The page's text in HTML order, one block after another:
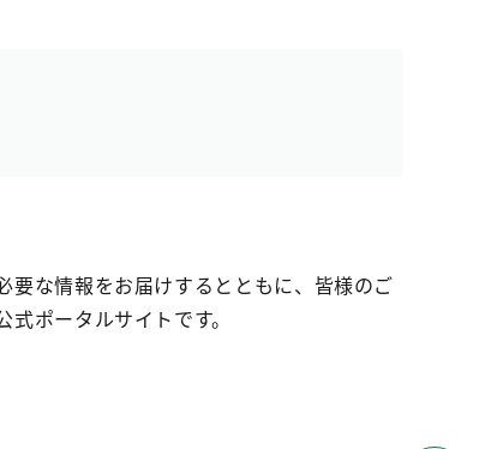
な情報をお届けするとともに、皆様のご
ポータルサイトです。